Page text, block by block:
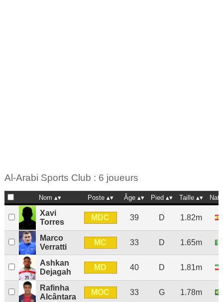
Al-Arabi Sports Club : 6 joueurs
Nom Poste Âge Pied Taille Nat
Xavi
Torres
MDC 39 D 1.82m
Marco
Verratti
MC 33 D 1.65m
Ashkan
Dejagah
MD 40 D 1.81m
Rafinha
Alcântara
MOC 33 G 1.78m